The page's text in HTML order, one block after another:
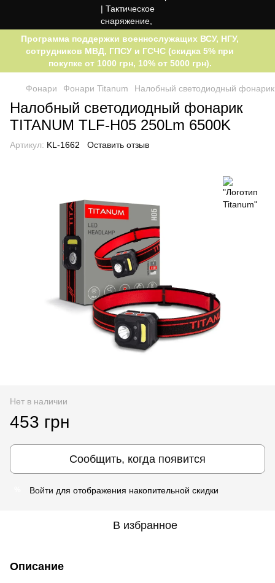
Программа поддержки военнослужащих ВСУ, НГУ,
сотрудников МВД, ГПСУ и ГСЧС (скидка 5% при
покупке от 1000 грн, 10% от 5000 грн).
Фонари Фонари Titanum Налобный светодиодный
Налобный светодиодный фонарик
TITANUM TLF-H05 250Lm 6500K
Артикул: KL-1662 Оставить отзыв
Нет в наличии
453 грн
Сообщить, когда появится
Войти для отображения накопительной скидки
В избранное
Описание